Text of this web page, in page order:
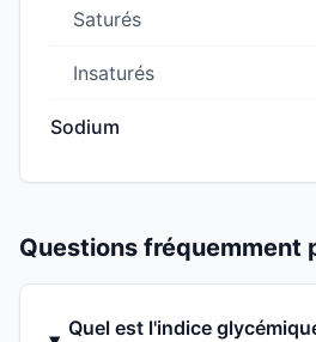
Saturés
Insaturés
Sodium
Questions fréquemment
Quel est l'indice